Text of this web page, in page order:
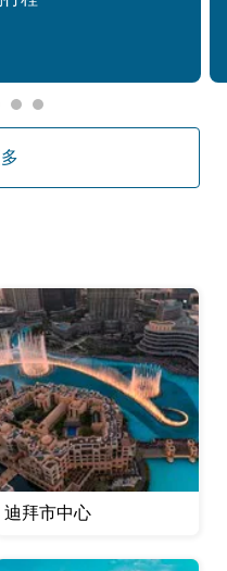
迪拜市中心